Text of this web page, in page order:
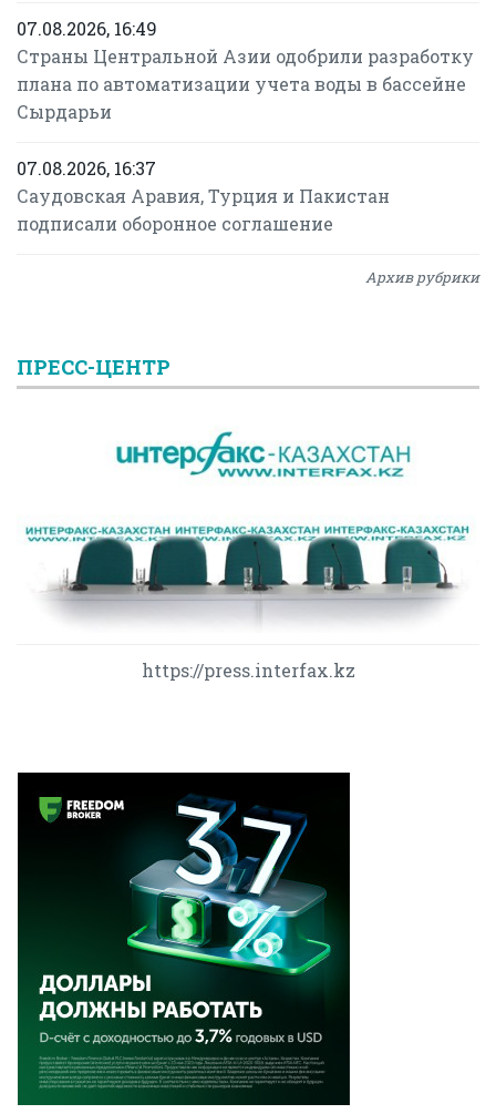
07.08.2026, 16:49
Страны Центральной Азии одобрили разработку
плана по автоматизации учета воды в бассейне
Сырдарьи
07.08.2026, 16:37
Саудовская Аравия, Турция и Пакистан
подписали оборонное соглашение
Архив рубрики
ПРЕСС-ЦЕНТР
https://press.interfax.kz